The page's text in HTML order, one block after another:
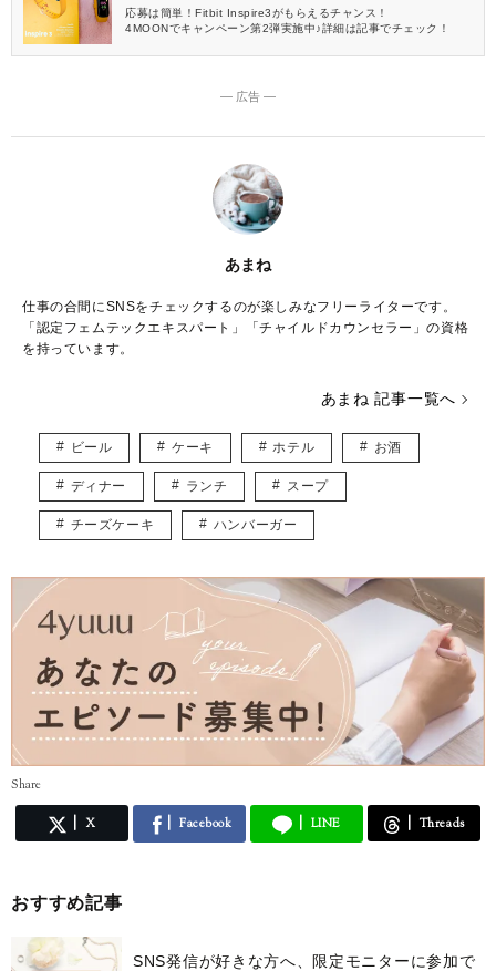
応募は簡単！Fitbit Inspire3がもらえるチャンス！
4MOONでキャンペーン第2弾実施中♪詳細は記事でチェック！
― 広告 ―
あまね
仕事の合間にSNSをチェックするのが楽しみなフリーライターです。
「認定フェムテックエキスパート」「チャイルドカウンセラー」の資格
を持っています。
あまね 記事一覧へ
ビール ケーキ ホテル お酒
ディナー ランチ スープ
チーズケーキ ハンバーガー
Share
X Facebook LINE Threads
おすすめ記事
SNS発信が好きな方へ、限定モニターに参加で